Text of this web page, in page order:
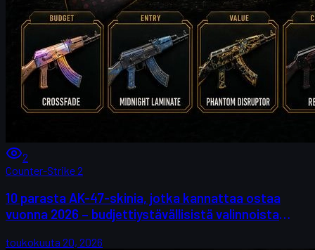
2
Counter-Strike 2
10 parasta AK-47-skinia, jotka kannattaa ostaa
vuonna 2026 – budjettiystävällisistä valinnoista
toukokuuta 20, 2026